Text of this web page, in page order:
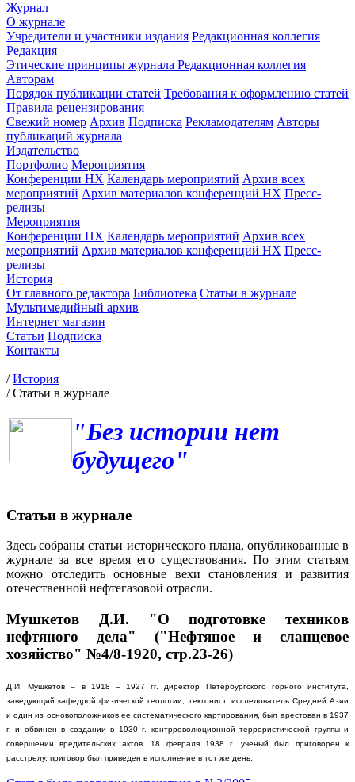
Журнал
О журнале
Учредители и участники издания Редакционная коллегия
Редакция
Этические принципы журнала Редакционная коллегия
Авторам
Порядок публикации статей Требования к оформлению статей
Правила рецензирования
Свежий номер Архив Подписка Рекламодателям Авторы
публикаций журнала
Издательство
Портфолио Мероприятия
Конференции НХ Календарь мероприятий Архив всех
мероприятий Архив материалов конференций НХ Пресс-
релизы
Мероприятия
Конференции НХ Календарь мероприятий Архив всех
мероприятий Архив материалов конференций НХ Пресс-
релизы
История
От главного редактора Библиотека Статьи в журнале
Мультимедийный архив
Интернет магазин
Статьи Подписка
Контакты
/История
/Статьи в журнале
"Без истории нет
будущего"
Статьи в журнале
Здесь собраны статьи исторического плана, опубликованные в
журнале за все время его существования. По этим статьям
можно отследить основные вехи становления и развития
отечественной нефтегазовой отрасли.
Мушкетов Д.И. "О подготовке техников
нефтяного дела" ("Нефтяное и сланцевое
хозяйство" №4/8-1920, стр.23-26)
Д.И. Мушкетов – в 1918 – 1927 гг. директор Петербургского горного института,
заведующий кафедрой физической геологии, тектонист, исследователь Средней Азии
и один из основоположников ее систематического картирования, был арестован в 1937
г. и обвинен в создании в 1930 г. контрреволюционной террористической группы и
совершении вредительских актов. 18 февраля 1938 г. ученый был приговорен к
расстрелу, приговор был приведен в исполнение в тот же день.